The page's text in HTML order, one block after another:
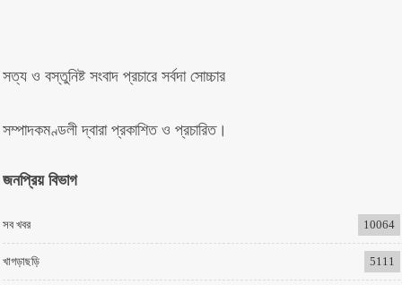
সত্য ও বস্তুনিষ্ট সংবাদ প্রচারে সর্বদা সোচ্চার
সম্পাদকমণ্ডলী দ্বারা প্রকাশিত ও প্রচারিত।
জনপ্রিয় বিভাগ
সব খবর 10064
খাগড়াছড়ি 5111